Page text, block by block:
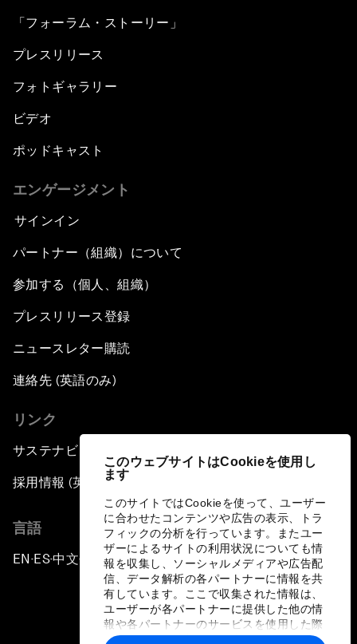
このウェブサイトはCookieを使用し
ます
このサイトではCookieを使って、ユーザー
に合わせたコンテンツや広告の表示、トラ
フィックの分析を行っています。またユー
ザーによるサイトの利用状況についても情
報を収集し、ソーシャルメディアや広告配
信、データ解析の各パートナーに情報を共
有しています。ここで収集された情報は、
ユーザーが各パートナーに提供した他の情
報や各パートナーのサービスを使用した際
に収集された情報と組み合わされ、各パー
「フォーラム・ストーリー」
プレスリリース
フォトギャラリー
ビデオ
ポッドキャスト
エンゲージメント
サインイン
パートナー（組織）について
参加する（個人、組織）
プレスリリース登録
ニュースレター購読
連絡先 (英語のみ)
リンク
サステナビリティへの取り組み
採用情報 (英語のみ)
言語
EN ▪ES▪中文▪ 日本語